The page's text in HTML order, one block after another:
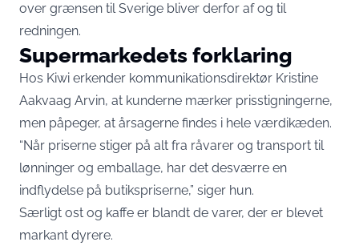
over grænsen til Sverige bliver derfor af og til
redningen.
Supermarkedets forklaring
Hos Kiwi erkender kommunikationsdirektør Kristine
Aakvaag Arvin, at kunderne mærker prisstigningerne,
men påpeger, at årsagerne findes i hele værdikæden.
“Når priserne stiger på alt fra råvarer og transport til
lønninger og emballage, har det desværre en
indflydelse på butikspriserne,” siger hun.
Særligt ost og kaffe er blandt de varer, der er blevet
markant dyrere.